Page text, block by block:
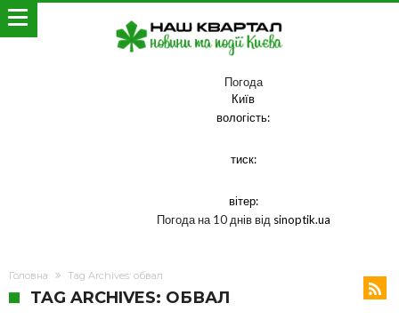
Погода
Київ
вологість:
тиск:
вітер:
Погода на 10 днів від sinoptik.ua
Головна Tag Archives: обвал
TAG ARCHIVES: ОБВАЛ